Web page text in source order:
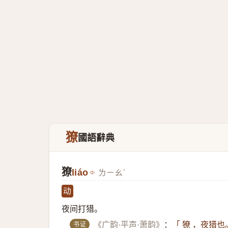
獠國語辭典
獠liáo ㄌㄧㄠˊ
动
夜间打猎。
书证 《广韵·平声·萧韵》 ： 「 獠 ，夜猎也